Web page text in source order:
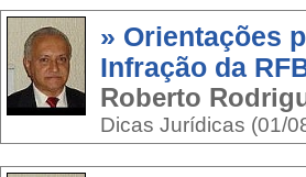
» Orientações
Infração da
Roberto
Dicas Jurídicas (01/